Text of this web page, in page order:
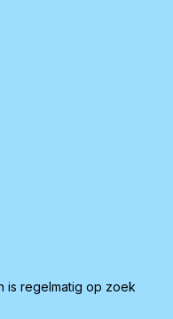
is regelmatig op zoek